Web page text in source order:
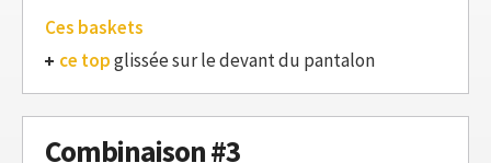
Ces baskets
ce topglissée sur le devant du pantalon
Combinaison #3